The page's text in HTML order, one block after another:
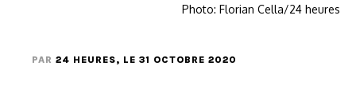
Photo: Florian Cella/24 heures
PAR 24 HEURES, LE 31 OCTOBRE 2020